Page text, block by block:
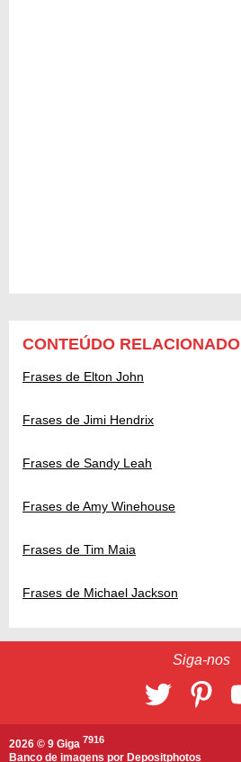
CONTEÚDO RELACIONADO
Frases de Elton John
Frases de Jimi Hendrix
Frases de Sandy Leah
Frases de Amy Winehouse
Frases de Tim Maia
Frases de Michael Jackson
Siga-nos
2026 © 9 Giga 7916
Banco de imagens por Depositphotos